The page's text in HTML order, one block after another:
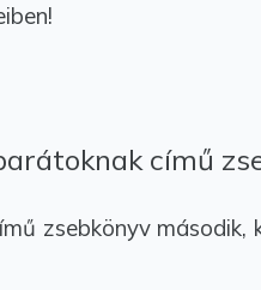
című
zsebkönyv